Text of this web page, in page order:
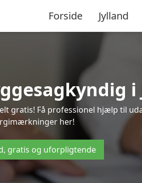
Forside Jylland
i
gratis! Få professionel hjælp til
her!
gratis og uforpligtende